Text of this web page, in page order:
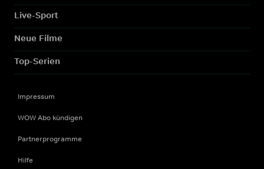
Live-Sport
Neue Filme
Top-Serien
Impressum
WOW Abo kündigen
Partnerprogramme
Hilfe